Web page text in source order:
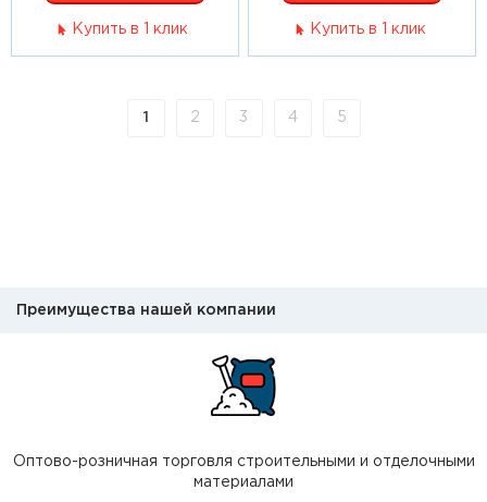
Купить в 1 клик Купить в 1 клик
1 2 3 4 5
Преимущества нашей компании
Оптово-розничная торговля строительными и отделочными
материалами